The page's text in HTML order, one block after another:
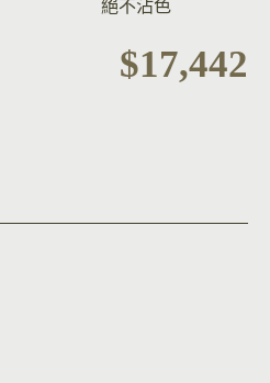
絕不沾色
$17,442